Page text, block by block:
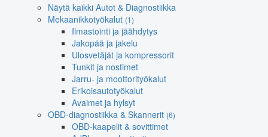
Näytä kaikki Autot & Diagnostiikka
Mekaanikkotyökalut (1)
Ilmastointi ja jäähdytys
Jakopää ja jakelu
Ulosvetäjät ja kompressorit
Tunkit ja nostimet
Jarru- ja moottorityökalut
Erikoisautotyökalut
Avaimet ja hylsyt
OBD-diagnostiikka & Skannerit (6)
OBD-kaapelit & sovittimet